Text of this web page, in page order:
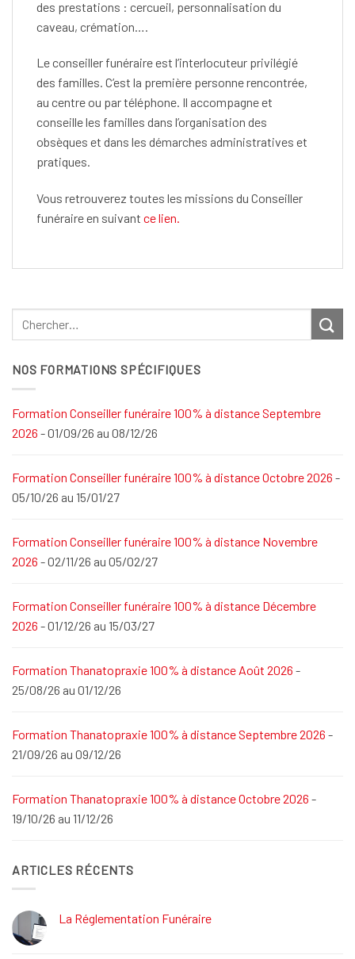
des prestations : cercueil, personnalisation du
caveau, crémation….
Le conseiller funéraire est l’interlocuteur privilégié
des familles. C’est la première personne rencontrée,
au centre ou par téléphone. Il accompagne et
conseille les familles dans l’organisation des
obsèques et dans les démarches administratives et
pratiques.
Vous retrouverez toutes les missions du Conseiller
funéraire en suivant ce lien.
NOS FORMATIONS SPÉCIFIQUES
Formation Conseiller funéraire 100% à distance Septembre
2026 - 01/09/26 au 08/12/26
Formation Conseiller funéraire 100% à distance Octobre 2026 -
05/10/26 au 15/01/27
Formation Conseiller funéraire 100% à distance Novembre
2026 - 02/11/26 au 05/02/27
Formation Conseiller funéraire 100% à distance Décembre
2026 - 01/12/26 au 15/03/27
Formation Thanatopraxie 100% à distance Août 2026 -
25/08/26 au 01/12/26
Formation Thanatopraxie 100% à distance Septembre 2026 -
21/09/26 au 09/12/26
Formation Thanatopraxie 100% à distance Octobre 2026 -
19/10/26 au 11/12/26
ARTICLES RÉCENTS
La Réglementation Funéraire